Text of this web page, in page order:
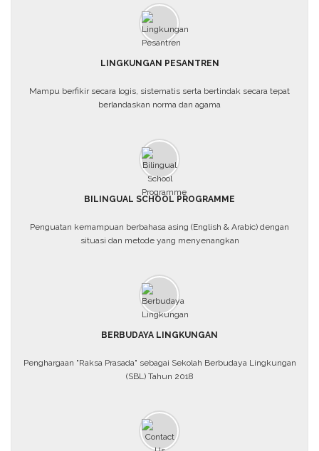
LINGKUNGAN PESANTREN
Mampu berfikir secara logis, sistematis serta bertindak secara tepat
berlandaskan norma dan agama
BILINGUAL SCHOOL PROGRAMME
Penguatan kemampuan berbahasa asing (English & Arabic) dengan
situasi dan metode yang menyenangkan
BERBUDAYA LINGKUNGAN
Penghargaan "Raksa Prasada" sebagai Sekolah Berbudaya Lingkungan
(SBL) Tahun 2018